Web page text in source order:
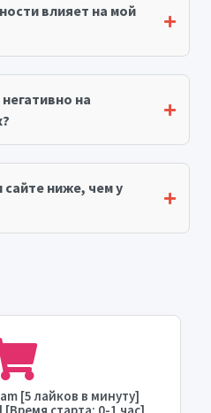
влияет на мой
на
ниже, чем у
[5 лайков в минуту]